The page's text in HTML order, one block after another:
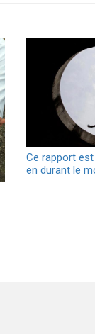
Ce rapport est
en durant le